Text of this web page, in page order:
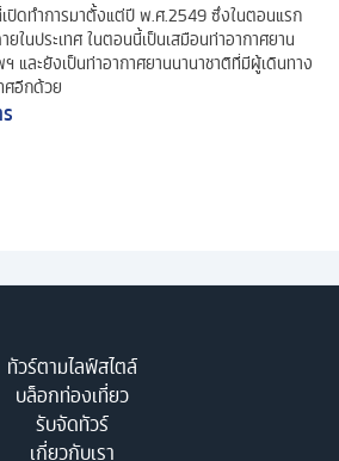
เปิดทำการมาตั้งแต่ปี พ.ศ.2549 ซึ่งในตอนแรก
ยในประเทศ ในตอนนี้เป็นเสมือนท่าอากาศยาน
และยังเป็นท่าอากาศยานนานาชาติที่มีผู้เดินทาง
ศอีกด้วย
ทัวร์ตามไลฟ์สไตล์
บล็อกท่องเที่ยว
รับจัดทัวร์
เกี่ยวกับเรา